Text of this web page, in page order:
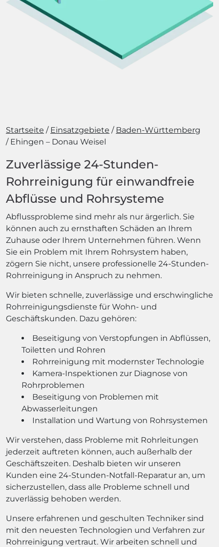
Startseite Einsatzgebiete
Baden-Württemberg
Ehingen – Donau Weisel
Zuverlässige 24-Stunden-
Rohrreinigung für einwandfreie
Abflüsse und Rohrsysteme
Abflussprobleme sind mehr als nur ärgerlich. Sie
können auch zu ernsthaften Schäden an Ihrem
Zuhause oder Ihrem Unternehmen führen. Wenn
Sie ein Problem mit Ihrem Rohrsystem haben,
zögern Sie nicht, unsere professionelle 24-Stunden-
Rohrreinigung in Anspruch zu nehmen.
Wir bieten schnelle, zuverlässige und erschwingliche
Rohrreinigungsdienste für Wohn- und
Geschäftskunden. Dazu gehören:
Beseitigung von Verstopfungen in Abflüssen,
Toiletten und Rohren
Rohrreinigung mit modernster Technologie
Kamera-Inspektionen zur Diagnose von
Rohrproblemen
Beseitigung von Problemen mit
Abwasserleitungen
Installation und Wartung von Rohrsystemen
Wir verstehen, dass Probleme mit Rohrleitungen
jederzeit auftreten können, auch außerhalb der
Geschäftszeiten. Deshalb bieten wir unseren
Kunden eine 24-Stunden-Notfall-Reparatur an, um
sicherzustellen, dass alle Probleme schnell und
zuverlässig behoben werden.
Unsere erfahrenen und geschulten Techniker sind
mit den neuesten Technologien und Verfahren zur
Rohrreinigung vertraut. Wir arbeiten schnell und